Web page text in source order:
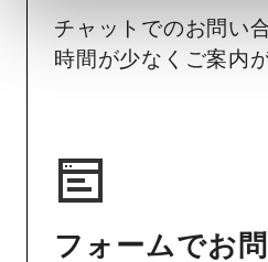
チャットでのお問い
時間が少なくご案内
フォームでお